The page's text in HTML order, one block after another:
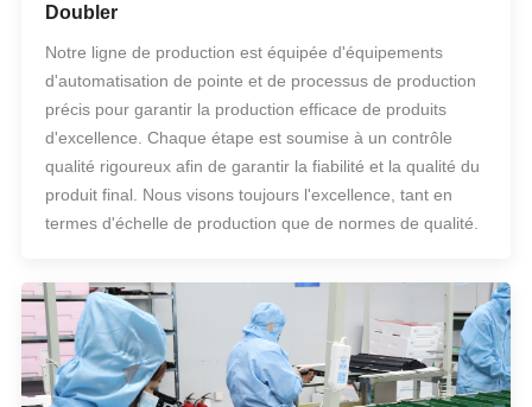
Doubler
Notre ligne de production est équipée d'équipements
d'automatisation de pointe et de processus de production
précis pour garantir la production efficace de produits
d'excellence. Chaque étape est soumise à un contrôle
qualité rigoureux afin de garantir la fiabilité et la qualité du
produit final. Nous visons toujours l'excellence, tant en
termes d'échelle de production que de normes de qualité.